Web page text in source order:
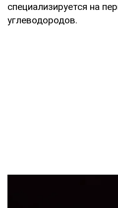
специализируется на
углеводородов.